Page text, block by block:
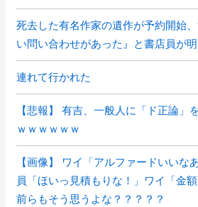
死去した有名作家の遺作が予約開始
い問い合わせがあった』と書店員が
連れて行かれた
【悲報】 有吉、一般人に「ド正論」
ｗｗｗｗｗｗ
【画像】 ワイ「アルファードいいな
員「ほいっ見積もりな！」ワイ「金
前らもそう思うよな？？？？？